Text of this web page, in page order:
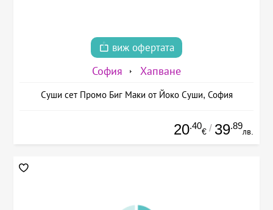
виж офертата
София Хапване
Суши сет Промо Биг Маки от Йоко Суши, София
20.40
€ / 39.89
лв.